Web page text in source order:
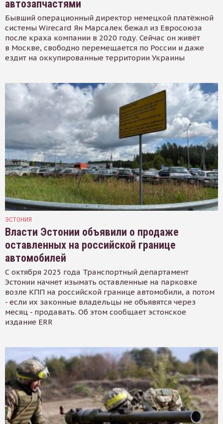
автозапчастями
Бывший операционный директор немецкой платёжной
системы Wirecard Ян Марсалек бежал из Евросоюза
после краха компании в 2020 году. Сейчас он живёт
в Москве, свободно перемещается по России и даже
ездит на оккупированные территории Украины
ЭСТОНИЯ
Власти Эстонии объявили о продаже
оставленных на российской границе
автомобилей
С октября 2025 года Транспортный департамент
Эстонии начнет изымать оставленные на парковке
возле КПП на российской границе автомобили, а потом
- если их законные владельцы не объявятся через
месяц - продавать. Об этом сообщает эстонское
издание ERR